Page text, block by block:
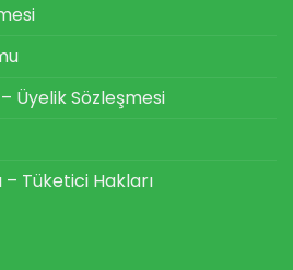
Üyelik Sözleşmesi
Tüketici Hakları